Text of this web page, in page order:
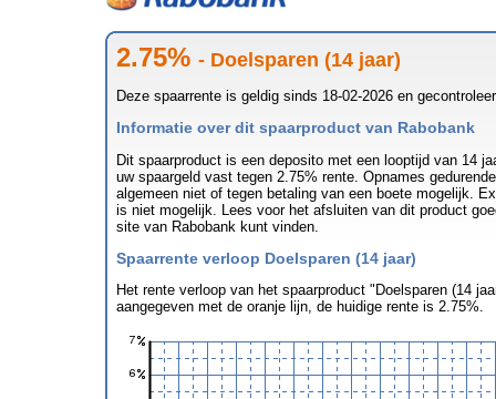
2.75% - Doelsparen (14 jaar)
Deze spaarrente is geldig sinds 18-02-2026 en
Informatie over dit spaarproduct van Rabobank
Dit spaarproduct is een deposito met een looptijd van 14
uw spaargeld vast tegen 2.75% rente. Opnames
algemeen niet of tegen betaling van een boete mogelijk.
is niet mogelijk. Lees voor het afsluiten van dit product
site van Rabobank kunt vinden.
Spaarrente verloop Doelsparen (14 jaar)
Het rente verloop van het spaarproduct "Doelsparen (14
aangegeven met de oranje lijn, de huidige rente is 2.75%.